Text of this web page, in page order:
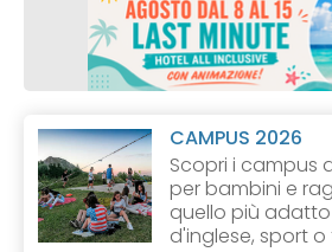
CAMPUS 2026
Scopri i campus
per bambini e
quello più
d'inglese, sport